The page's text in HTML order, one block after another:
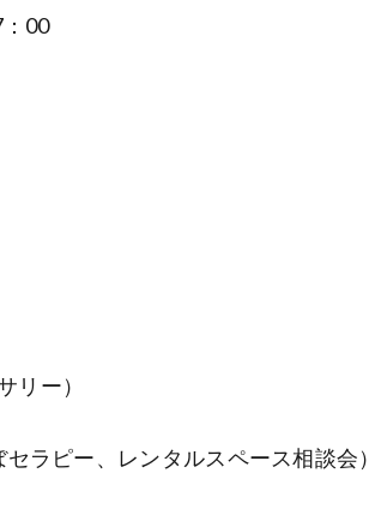
00
ー）
ラピー、レンタルスペース相談会）